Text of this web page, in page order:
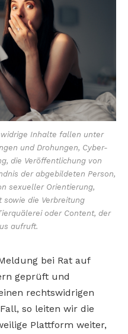
Inhalte fallen unter
und Drohungen, Cyber-
die Veröffentlichung von
der abgebildeten Person,
sexueller Orientierung,
sowie die Verbreitung
oder Content, der
aufruft.
bei Rat auf
geprüft und
rechtswidrigen
so leiten wir die
Plattform weiter,